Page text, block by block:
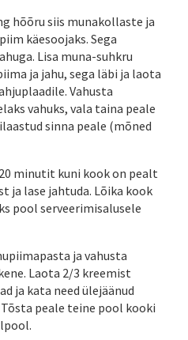
hõõru siis munakollaste ja
käesoojaks. Sega
Lisa muna-suhkru
ja jahu, sega läbi ja laota
Vahusta
vahuks, vala taina peale
sinna peale (mõned
minutit kuni kook on pealt
ja lase jahtuda. Lõika kook
pool serveerimisalusele
ja vahusta
Laota 2/3 kreemist
ja kata need ülejäänud
peale teine pool kooki